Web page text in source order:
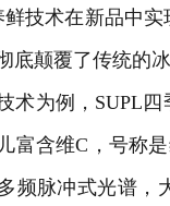
技术在新品中
底颠覆了传统的冰
为例，SUPL四
富含维C，号称
频脉冲式光谱，